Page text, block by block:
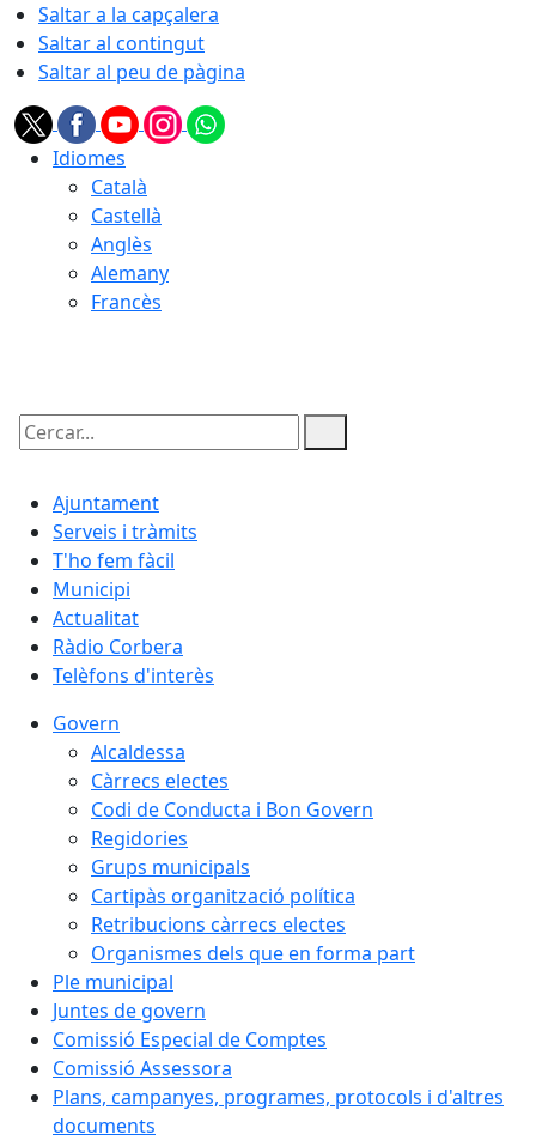
Saltar a la capçalera
Saltar al contingut
Saltar al peu de pàgina
Idiomes
Català
Castellà
Anglès
Alemany
Francès
Cercar:
Ajuntament
Serveis i tràmits
T'ho fem fàcil
Municipi
Actualitat
Ràdio Corbera
Telèfons d'interès
Govern
Alcaldessa
Càrrecs electes
Codi de Conducta i Bon Govern
Regidories
Grups municipals
Cartipàs organització política
Retribucions càrrecs electes
Organismes dels que en forma part
Ple municipal
Juntes de govern
Comissió Especial de Comptes
Comissió Assessora
Plans, campanyes, programes, protocols i d'altres
documents